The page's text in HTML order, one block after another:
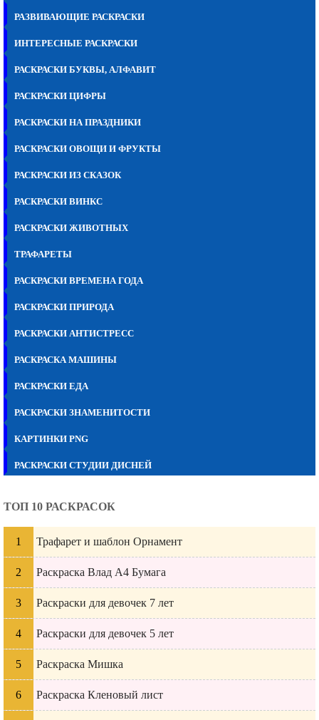
РАЗВИВАЮЩИЕ РАСКРАСКИ
ИНТЕРЕСНЫЕ РАСКРАСКИ
РАСКРАСКИ БУКВЫ, АЛФАВИТ
РАСКРАСКИ ЦИФРЫ
РАСКРАСКИ НА ПРАЗДНИКИ
РАСКРАСКИ ОВОЩИ И ФРУКТЫ
РАСКРАСКИ ИЗ СКАЗОК
РАСКРАСКИ ВИНКС
РАСКРАСКИ ЖИВОТНЫХ
ТРАФАРЕТЫ
РАСКРАСКИ ВРЕМЕНА ГОДА
РАСКРАСКИ ПРИРОДА
РАСКРАСКИ АНТИСТРЕСС
РАСКРАСКА МАШИНЫ
РАСКРАСКИ ЕДА
РАСКРАСКИ ЗНАМЕНИТОСТИ
КАРТИНКИ PNG
РАСКРАСКИ СТУДИИ ДИСНЕЙ
ТОП 10 РАСКРАСОК
Трафарет и шаблон Орнамент
Раскраска Влад А4 Бумага
Раскраски для девочек 7 лет
Раскраски для девочек 5 лет
Раскраска Мишка
Раскраска Кленовый лист